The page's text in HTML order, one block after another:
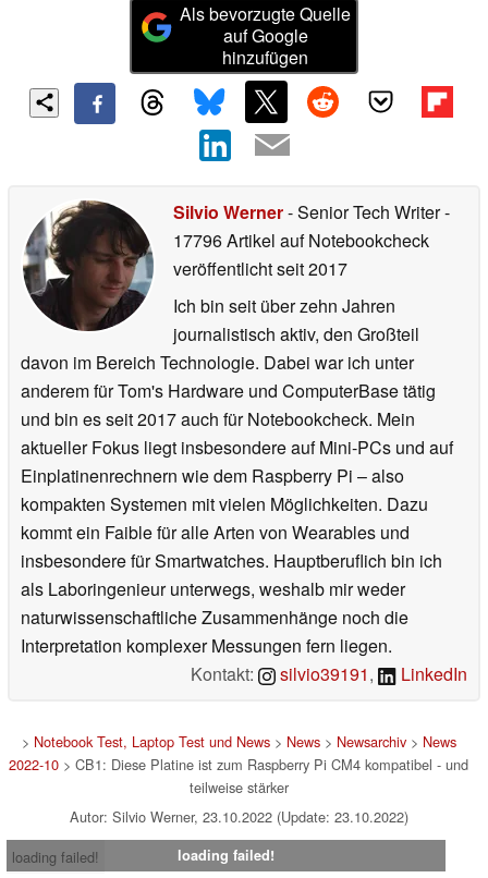
Als bevorzugte Quelle
auf Google
hinzufügen
Silvio Werner- Senior Tech Writer-
17796 Artikel auf Notebookcheck
veröffentlichtseit 2017
Ich bin seit über zehn Jahren
journalistisch aktiv, den Großteil
davon im Bereich Technologie. Dabei war ich unter
anderem für Tom's Hardware und ComputerBase tätig
und bin es seit 2017 auch für Notebookcheck. Mein
aktueller Fokus liegt insbesondere auf Mini-PCs und auf
Einplatinenrechnern wie dem Raspberry Pi – also
kompakten Systemen mit vielen Möglichkeiten. Dazu
kommt ein Faible für alle Arten von Wearables und
insbesondere für Smartwatches. Hauptberuflich bin ich
als Laboringenieur unterwegs, weshalb mir weder
naturwissenschaftliche Zusammenhänge noch die
Interpretation komplexer Messungen fern liegen.
Kontakt:
silvio39191, LinkedIn
> Notebook Test, Laptop Test und News> News> Newsarchiv> News
2022-10 > CB1: Diese Platine ist zum Raspberry Pi CM4 kompatibel - und
teilweise stärker
Autor: Silvio Werner, 23.10.2022 (Update: 23.10.2022)
loading failed!
loading failed!